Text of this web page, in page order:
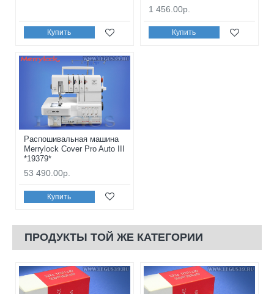
Купить
1 456.00р.
Купить
Распошивальная машина
Merrylock Cover Pro Auto III
*19379*
53 490.00р.
Купить
ПРОДУКТЫ ТОЙ ЖЕ КАТЕГОРИИ